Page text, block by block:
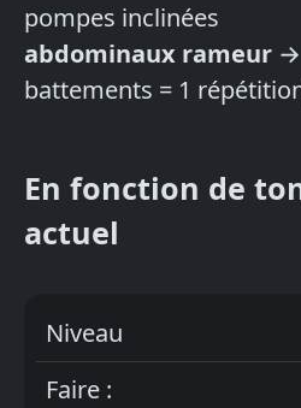
pompes inclinées
abdominaux rameur →
battements = 1
En fonction de
actuel
Niveau
Faire :